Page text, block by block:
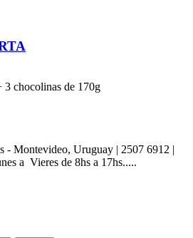
chocolinas de 170g
- Montevideo, Uruguay | 2507 6912 |
a Vieres de 8hs a 17hs.....